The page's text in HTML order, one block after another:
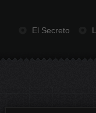
El Secreto